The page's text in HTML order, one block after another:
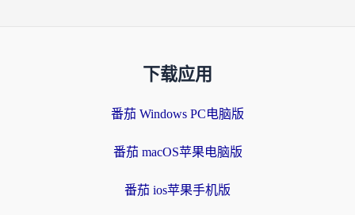
下载应用
番茄 Windows PC电脑版
番茄 macOS苹果电脑版
番茄 ios苹果手机版